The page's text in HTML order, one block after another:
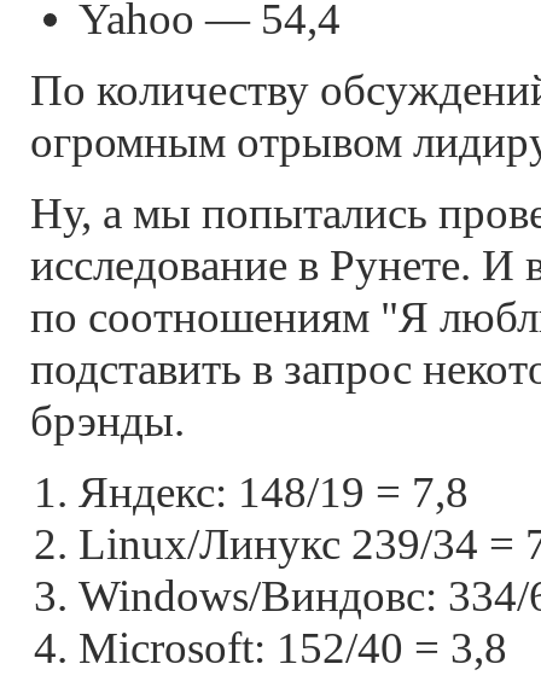
Yahoo — 54,4
По количеству
огромным отрывом
Ну, а мы попытались
исследование в Рунете. И
по соотношениям "Я
подставить в запрос
брэнды.
Яндекс: 148/19 = 7,8
Linux/Линукс 239/34 =
Windows/Виндовс: 334/
Microsoft: 152/40 = 3,8